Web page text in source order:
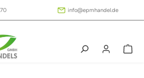
info@epmhandel.de